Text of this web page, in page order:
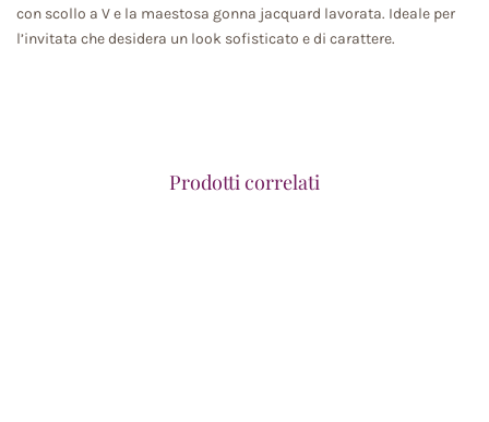
con scollo a V e la maestosa gonna jacquard lavorata. Ideale per
l’invitata che desidera un look sofisticato e di carattere.
Prodotti correlati